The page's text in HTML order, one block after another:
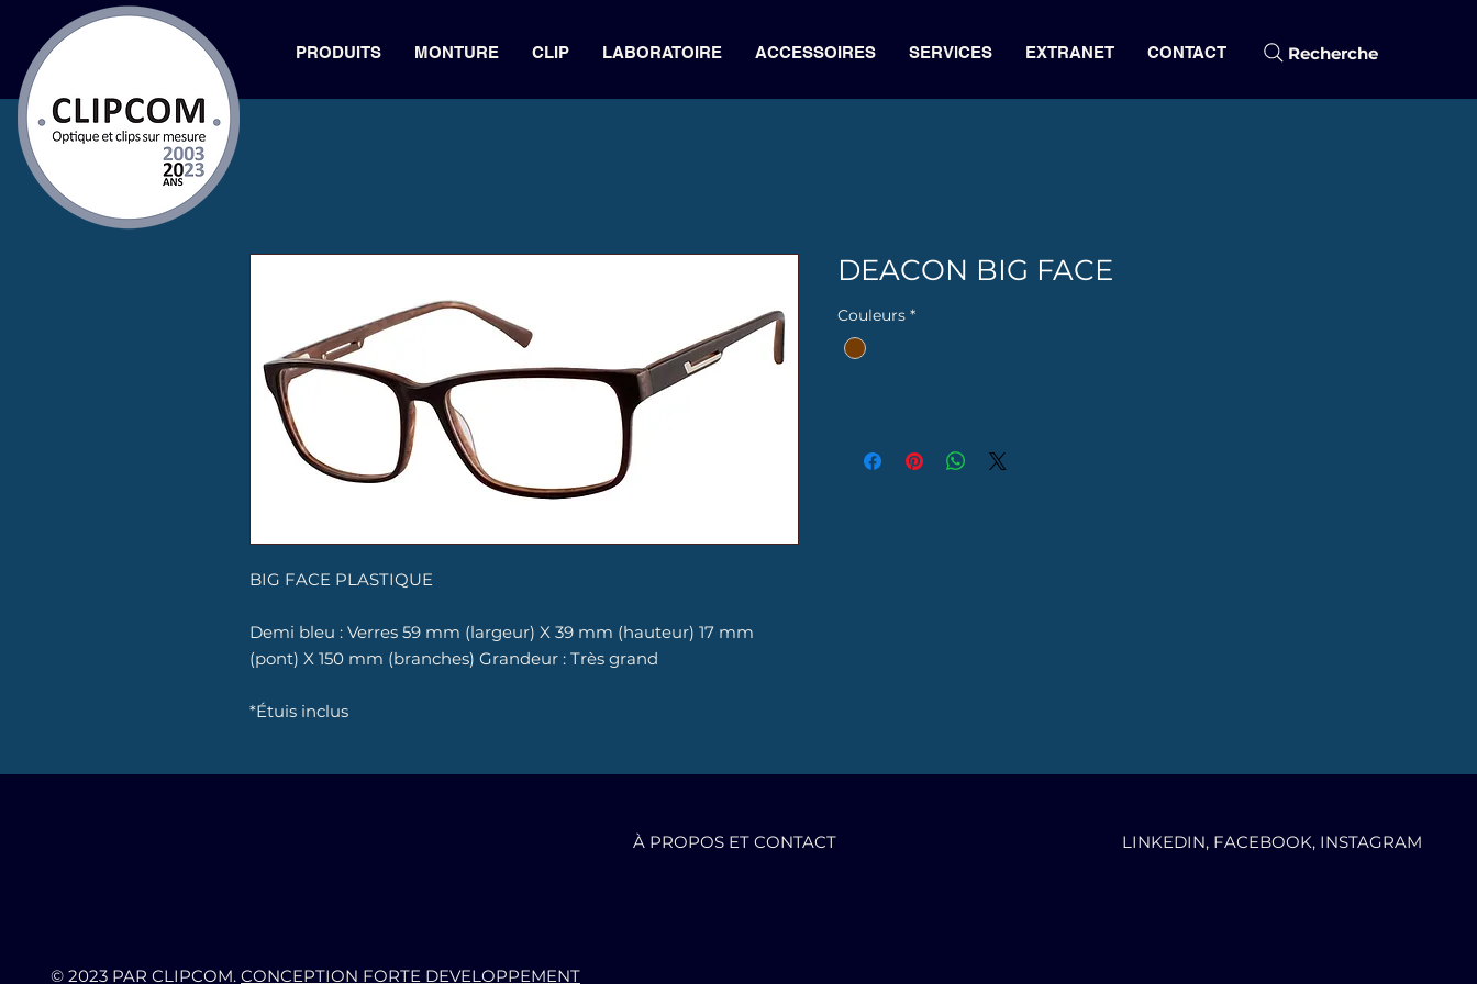
PRODUITS MONTURE CLIP LABORATOIRE ACCESSOIRES SERVICES EXTRANET CONTACT Recherche
BIG FACE PLASTIQUE
Demi bleu : Verres 59 mm (largeur) X 39 mm (hauteur) 17 mm
(pont) X 150 mm (branches) Grandeur : Très grand
*Étuis inclus
DEACON BIG FACE
Couleurs *
À PROPOS ET CONTACT LINKEDIN, FACEBOOK, INSTAGRAM
© 2023 PAR CLIPCOM. CONCEPTION FORTE DEVELOPPEMENT